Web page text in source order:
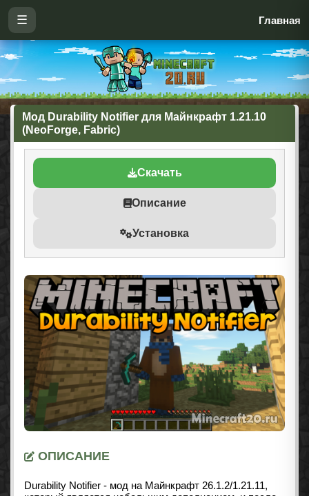
☰ Главная
Мод Durability Notifier для Майнкрафт 1.21.10
(NeoForge, Fabric)
Скачать
Описание
Установка
ОПИСАНИЕ
Durability Notifier - мод на Майнкрафт 26.1.2/1.21.11,